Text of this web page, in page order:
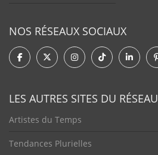
NOS RÉSEAUX SOCIAUX
LES AUTRES SITES DU RÉSEAU
Artistes du Temps
Tendances Plurielles